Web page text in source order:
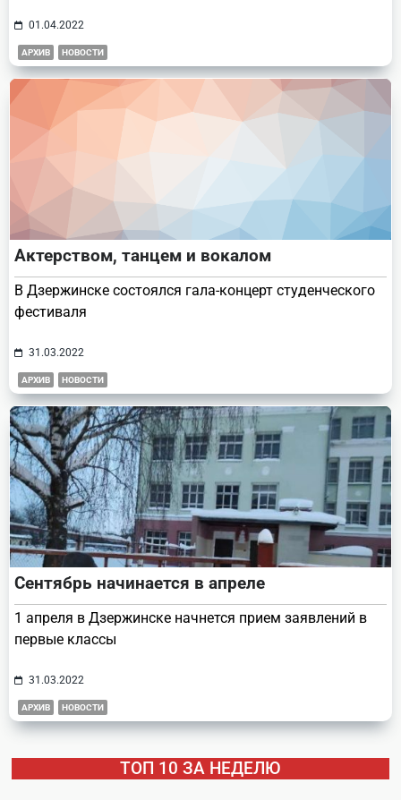
01.04.2022
АРХИВ НОВОСТИ
Актерством, танцем и вокалом
В Дзержинске состоялся гала-концерт студенческого
фестиваля
31.03.2022
АРХИВ НОВОСТИ
Сентябрь начинается в апреле
1 апреля в Дзержинске начнется прием заявлений в
первые классы
31.03.2022
АРХИВ НОВОСТИ
ТОП 10 ЗА НЕДЕЛЮ